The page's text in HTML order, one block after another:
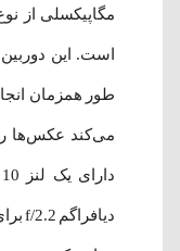
است. این
طور همزمان
دیافراگم f/2.2 برای دوربین سلفی است.